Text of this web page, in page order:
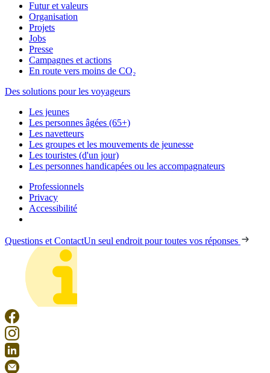
Futur et valeurs
Organisation
Projets
Jobs
Presse
Campagnes et actions
En route vers moins de CO₂
Des solutions pour les voyageurs
Les jeunes
Les personnes âgées (65+)
Les navetteurs
Les groupes et les mouvements de jeunesse
Les touristes (d'un jour)
Les personnes handicapées ou les accompagnateurs
Professionnels
Privacy
Accessibilité
Questions et ContactUn seul endroit pour toutes vos réponses